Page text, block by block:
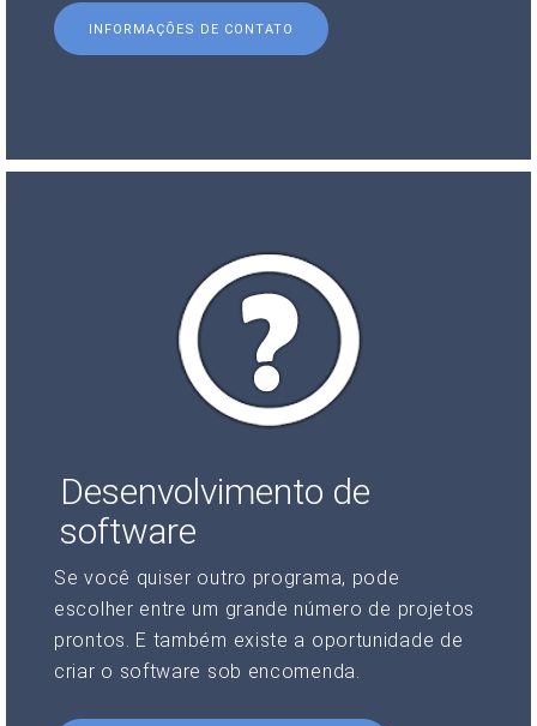
INFORMAÇÕES DE CONTATO
Desenvolvimento de
software
Se você quiser outro programa, pode
escolher entre um grande número de projetos
prontos. E também existe a oportunidade de
criar o software sob encomenda.